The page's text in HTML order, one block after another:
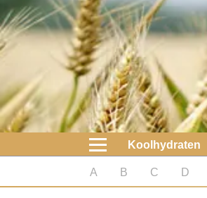
Koolhydraten
Nieuws
Koolhydraatarme diëten
Boeken
koolhydraatarme diëten
Diabetes test
Koolhydraten
A B C D